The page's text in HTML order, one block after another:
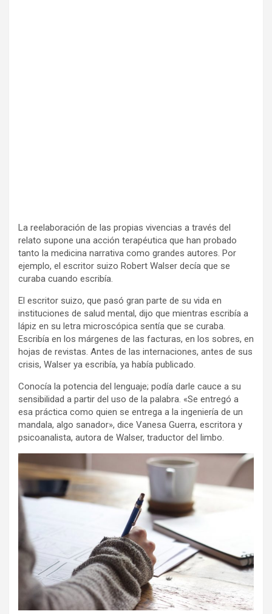
La reelaboración de las propias vivencias a través del
relato supone una acción terapéutica que han probado
tanto la medicina narrativa como grandes autores. Por
ejemplo, el escritor suizo Robert Walser decía que se
curaba cuando escribía.
El escritor suizo, que pasó gran parte de su vida en
instituciones de salud mental, dijo que mientras escribía a
lápiz en su letra microscópica sentía que se curaba.
Escribía en los márgenes de las facturas, en los sobres, en
hojas de revistas. Antes de las internaciones, antes de sus
crisis, Walser ya escribía, ya había publicado.
Conocía la potencia del lenguaje; podía darle cauce a su
sensibilidad a partir del uso de la palabra. «Se entregó a
esa práctica como quien se entrega a la ingeniería de un
mandala, algo sanador», dice Vanesa Guerra, escritora y
psicoanalista, autora de Walser, traductor del limbo.